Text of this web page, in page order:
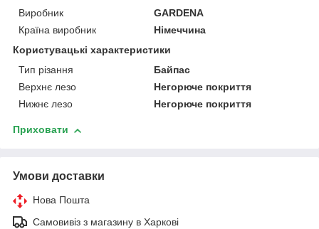
Виробник
GARDENA
Країна виробник
Німеччина
Користувацькі характеристики
Тип різання
Байпас
Верхнє лезо
Негорюче покриття
Нижнє лезо
Негорюче покриття
Приховати
Умови доставки
Нова Пошта
Самовивіз з магазину в Харкові